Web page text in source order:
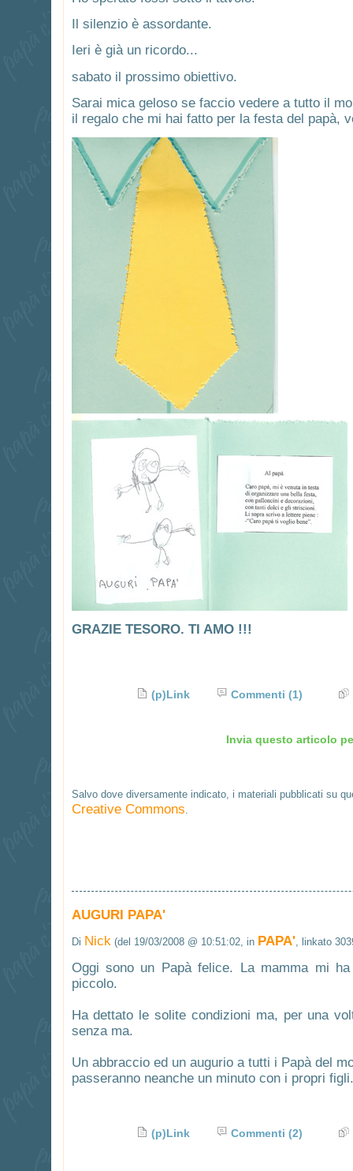
Il silenzio è assordante.
Ieri è già un ricordo...
sabato il prossimo obiettivo.
Sarai mica geloso se faccio vedere a tutto il
il regalo che mi hai fatto per la festa del papà,
GRAZIE TESORO. TI AMO !!!
(p)Link Commenti (1)
Invia questo articolo
Salvo dove diversamente indicato, i materiali pubblicati su
Creative Commons
AUGURI PAPA'
Di Nick(del 19/03/2008 @ 10:51:02, in PAPA', linkato
Oggi sono un Papà felice. La mamma mi
piccolo.
Ha dettato le solite condizioni ma, per una
senza ma.
Un abbraccio ed un augurio a tutti i Papà del
passeranno neanche un minuto con i propri figli.
(p)Link Commenti (2)